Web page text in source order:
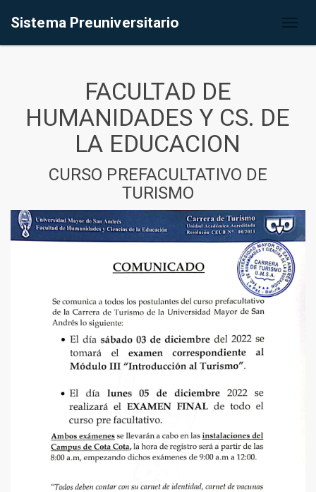
Sistema Preuniversitario
FACULTAD DE
HUMANIDADES Y CS. DE
LA EDUCACION
CURSO PREFACULTATIVO DE
TURISMO